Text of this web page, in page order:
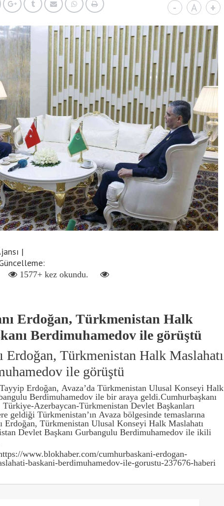
- A +
|
1577+ kez okundu.
Erdoğan, Türkmenistan Halk
Berdimuhamedov ile görüştü
Erdoğan, Türkmenistan Halk Maslahatı
ile görüştü
Erdoğan, Avaza’da Türkmenistan Ulusal Konseyi Halk
Berdimuhamedov ile bir araya geldi.Cumhurbaşkanı
Azerbaycan-Türkmenistan Devlet Başkanları
geldiği Türkmenistan’ın Avaza bölgesinde temaslarına
Erdoğan, Türkmenistan Ulusal Konseyi Halk Maslahatı
Devlet Başkanı Gurbangulu Berdimuhamedov ile ikili
www.blokhaber.com/cumhurbaskani-erdogan-
baskani-berdimuhamedov-ile-gorustu-237676-haberi